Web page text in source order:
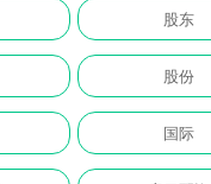
股东
股份
国际